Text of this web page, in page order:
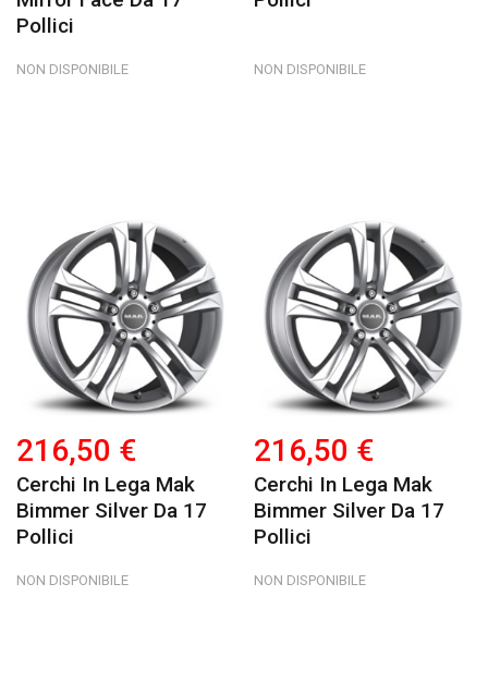
Pollici
NON DISPONIBILE NON DISPONIBILE
216,50 €
Cerchi In Lega Mak
Bimmer Silver Da 17
Pollici
NON DISPONIBILE
216,50 €
Cerchi In Lega Mak
Bimmer Silver Da 17
Pollici
NON DISPONIBILE